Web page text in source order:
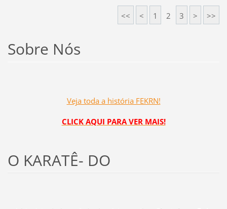
<< < 1 2 3 > >>
Sobre Nós
Veja toda a história FEKRN!
CLICK AQUI PARA VER MAIS!
O KARATÊ- DO